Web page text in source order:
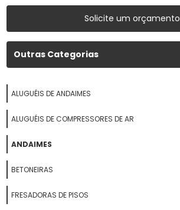
Solicite um orçamento
Outras Categorias
ALUGUÉIS DE ANDAIMES
ALUGUÉIS DE COMPRESSORES DE AR
ANDAIMES
BETONEIRAS
FRESADORAS DE PISOS